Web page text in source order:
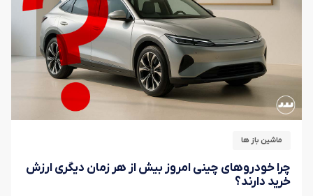
ماشین باز ها
چرا خودروهای چینی امروز بیش از هر زمان دیگری ارزش
خرید دارند؟